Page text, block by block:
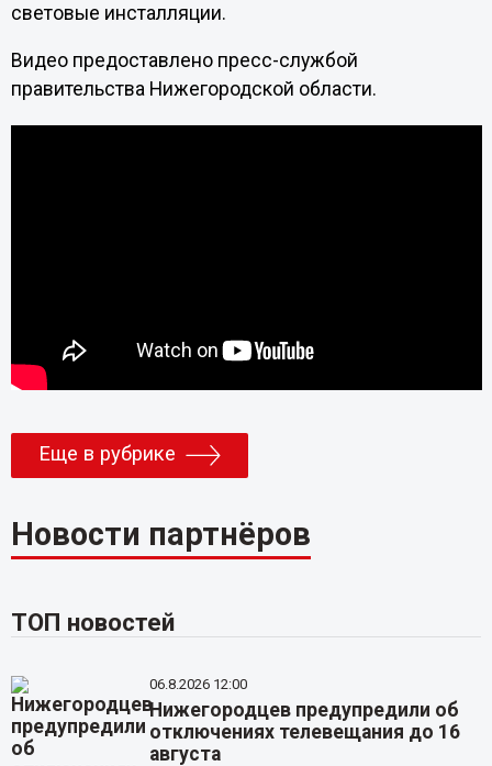
световые инсталляции.
Видео предоставлено пресс-службой
правительства Нижегородской области.
Еще в рубрике
Новости партнёров
ТОП новостей
06.8.2026 12:00
Нижегородцев предупредили об
отключениях телевещания до 16
августа